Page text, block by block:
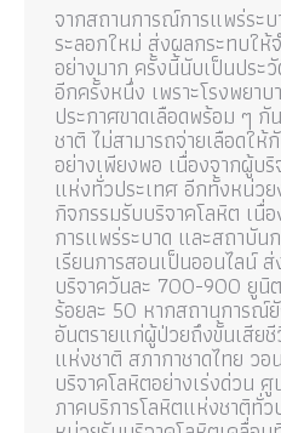
จากสถานการณ์การแพร่ระบ
ระลอกใหม่ ส่งผลกระทบให้
อย่างมาก ครั้งนี้นับเป็นประ
อีกครั้งหนึ่ง เพราะโรงพยา
ประกาศขาดเลือดพร้อม ๆ
ชาติ ไม่สามารถจ่ายเลือดใ
อย่างเพียงพอ เนื่องจากผู้บ
แห่งทั่วประเทศ อีกทั้งหน่วย
กิจกรรมรับบริจาคโลหิต เ
การแพร่ระบาด และสถาบั
เรียนการสอนเป็นออนไลน์
บริจาควันละ 700-900 ยูนิ
ร้อยละ 50 หากสถานการณ์
อันตรายแก่ผู้ป่วยถึงขั้นเสีย
แห่งชาติ สภากาชาดไทย ว
บริจาคโลหิตอย่างเร่งด่วน
ภาคบริการโลหิตแห่งชาติทั่